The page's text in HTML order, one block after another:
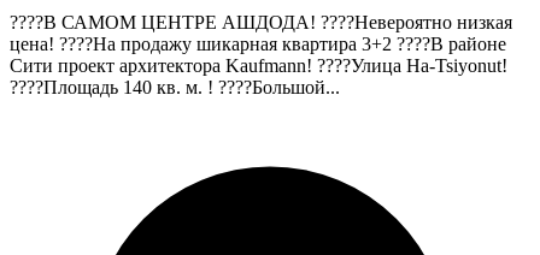
????В САМОМ ЦЕНТРЕ АШДОДА! ????Невероятно низкая
цена! ????На продажу шикарная квартира 3+2 ????В районе
Сити проект архитектора Kaufmann! ????Улица Ha-Tsiyonut!
????Площадь 140 кв. м. ! ????Большой...